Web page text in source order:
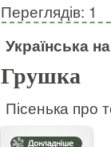
Переглядів: 1
Українська
Грушка
Пісенька про